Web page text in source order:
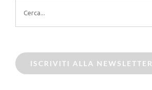
per:
ISCRIVITI ALLA NEWSLETTER